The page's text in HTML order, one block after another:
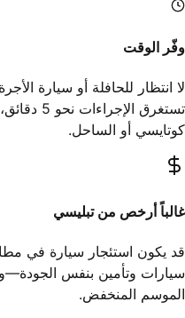
وفّر الوقت
لا انتظار للحافلة أو سيارة
كوتايسي أو الساحل.
غالباً أرخص من تبليسي
سيارات وتأمين بنفس
الموسم المنخفض.